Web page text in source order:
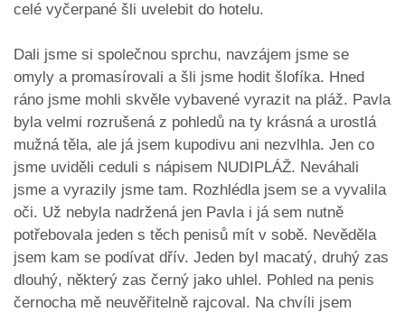
celé vyčerpané šli uvelebit do hotelu.
Dali jsme si společnou sprchu, navzájem jsme se
omyly a promasírovali a šli jsme hodit šlofíka. Hned
ráno jsme mohli skvěle vybavené vyrazit na pláž. Pavla
byla velmi rozrušená z pohledů na ty krásná a urostlá
mužná těla, ale já jsem kupodivu ani nezvlhla. Jen co
jsme uviděli ceduli s nápisem NUDIPLÁŽ. Neváhali
jsme a vyrazily jsme tam. Rozhlédla jsem se a vyvalila
oči. Už nebyla nadržená jen Pavla i já sem nutně
potřebovala jeden s těch penisů mít v sobě. Nevěděla
jsem kam se podívat dřív. Jeden byl macatý, druhý zas
dlouhý, některý zas černý jako uhlel. Pohled na penis
černocha mě neuvěřitelně rajcoval. Na chvíli jsem